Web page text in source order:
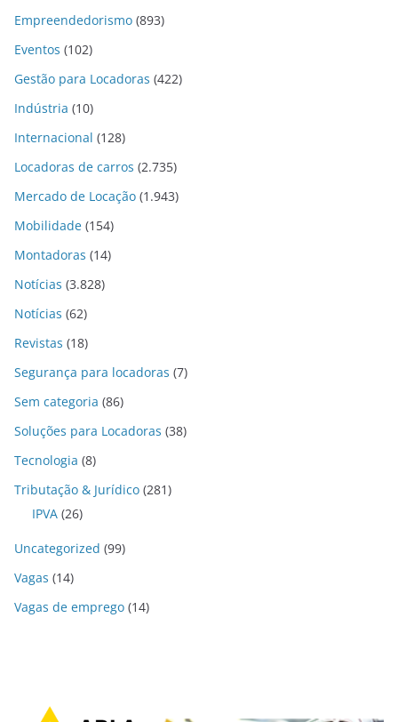
Empreendedorismo (893)
Eventos (102)
Gestão para Locadoras (422)
Indústria (10)
Internacional (128)
Locadoras de carros (2.735)
Mercado de Locação (1.943)
Mobilidade (154)
Montadoras (14)
Notícias (3.828)
Notícias (62)
Revistas (18)
Segurança para locadoras (7)
Sem categoria (86)
Soluções para Locadoras (38)
Tecnologia (8)
Tributação & Jurídico (281)
IPVA (26)
Uncategorized (99)
Vagas (14)
Vagas de emprego (14)